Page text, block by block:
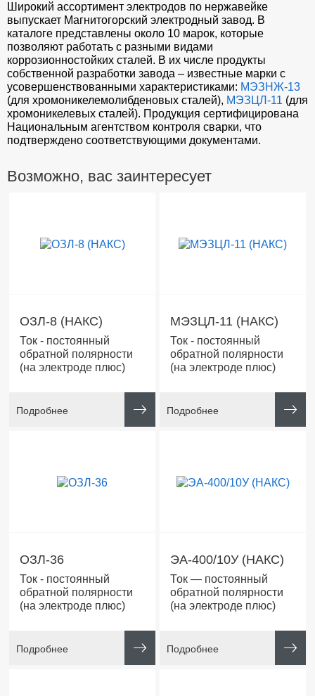
Широкий ассортимент электродов по нержавейке
выпускает Магнитогорский электродный завод. В
каталоге представлены около 10 марок, которые
позволяют работать с разными видами
коррозионностойких сталей. В их числе продукты
собственной разработки завода – известные марки с
усовершенствованными характеристиками: МЭЗНЖ-13
(для хромоникелемолибденовых сталей), МЭЗЦЛ-11 (для
хромоникелевых сталей). Продукция сертифицирована
Национальным агентством контроля сварки, что
подтверждено соответствующими документами.
Возможно, вас заинтересует
ОЗЛ-8 (НАКС)
Ток - постоянный
обратной полярности
(на электроде плюс)
Подробнее
МЭЗЦЛ-11 (НАКС)
Ток - постоянный
обратной полярности
(на электроде плюс)
Подробнее
ОЗЛ-36
Ток - постоянный
обратной полярности
(на электроде плюс)
Подробнее
ЭА-400/10У (НАКС)
Ток — постоянный
обратной полярности
(на электроде плюс)
Подробнее